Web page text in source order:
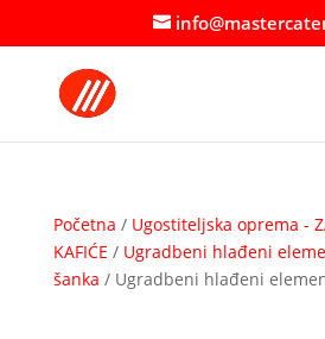
Početna / Ugostiteljska oprema -
KAFIĆE / Ugradbeni hlađeni
šanka / Ugradbeni hlađeni